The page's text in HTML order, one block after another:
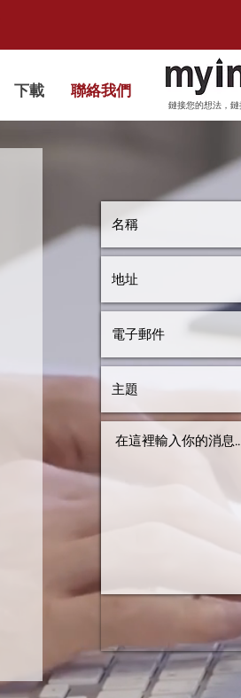
下載 聯絡我們
鏈接您的想法，